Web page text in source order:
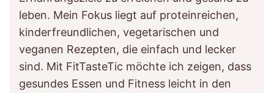
leben. Mein Fokus liegt auf proteinreichen,
kinderfreundlichen, vegetarischen und
veganen Rezepten, die einfach und lecker
sind. Mit FitTasteTic möchte ich zeigen, dass
gesundes Essen und Fitness leicht in den